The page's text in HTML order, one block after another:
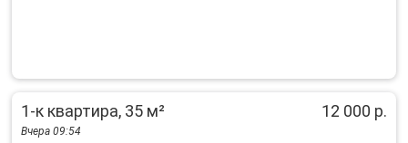
1-к квартира, 35 м² 12 000 р.
Вчера 09:54